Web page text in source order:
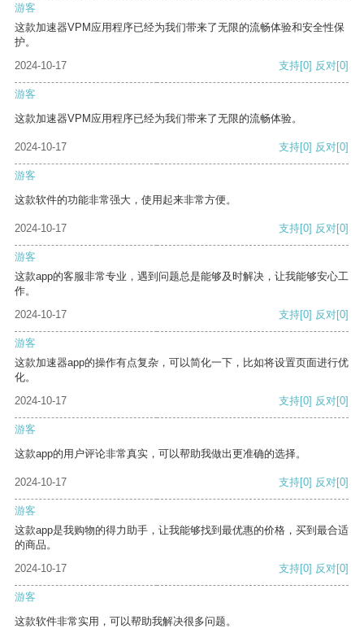
游客
这款加速器VPM应用程序已经为我们带来了无限的流畅体验和安全性保
护。
2024-10-17
支持[0] 反对[0]
游客
这款加速器VPM应用程序已经为我们带来了无限的流畅体验。
2024-10-17 支持[0] 反对[0]
游客
这款软件的功能非常强大，使用起来非常方便。
2024-10-17 支持[0] 反对[0]
游客
这款app的客服非常专业，遇到问题总是能够及时解决，让我能够安心工
作。
2024-10-17
支持[0] 反对[0]
游客
这款加速器app的操作有点复杂，可以简化一下，比如将设置页面进行优
化。
2024-10-17
支持[0] 反对[0]
游客
这款app的用户评论非常真实，可以帮助我做出更准确的选择。
2024-10-17 支持[0] 反对[0]
游客
这款app是我购物的得力助手，让我能够找到最优惠的价格，买到最合适
的商品。
2024-10-17
支持[0] 反对[0]
游客
这款软件非常实用，可以帮助我解决很多问题。